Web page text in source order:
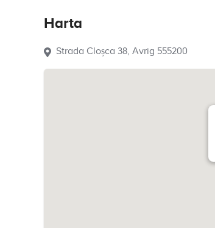
Harta
Strada Cloșca 38, Avrig 555200